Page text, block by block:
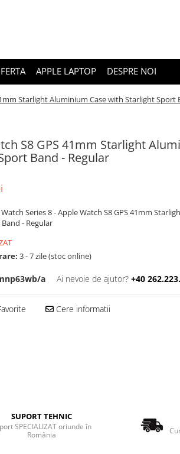
APPLE LAPTOP DESPRE NOI
Starlight Aluminium Case with Starlight Sport
S8 GPS 41mm Starlight
Band - Regular
Series 8 - Apple Watch S8 GPS 41mm
- Regular
3 - 7 zile (stoc online)
a Ai nevoie de ajutor? +40
Cere informatii
SUPORT TEHNIC
SPECIALIZAT oriunde în
România